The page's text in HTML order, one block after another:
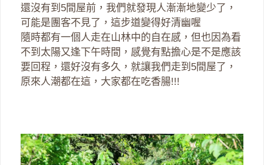
還沒有到5間屋前，我們就發現人漸漸地變少了，
可能是團客不見了，這步道變得好清幽喔
隨時都有一個人走在山林中的自在感，但也因為看
不到太陽又逢下午時間，感覺有點擔心是不是應該
要回程，還好沒有多久，就讓我們走到5間屋了，
原來人潮都在這，大家都在吃香腸!!!